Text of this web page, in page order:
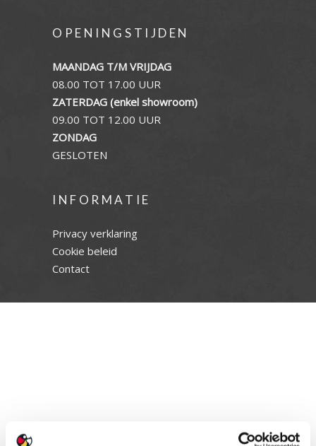
OPENINGSTIJDEN
MAANDAG T/M VRIJDAG
08.00 TOT 17.00 UUR
ZATERDAG (enkel showroom)
09.00 TOT 12.00 UUR
ZONDAG
GESLOTEN
INFORMATIE
Privacy verklaring
Cookie beleid
Contact